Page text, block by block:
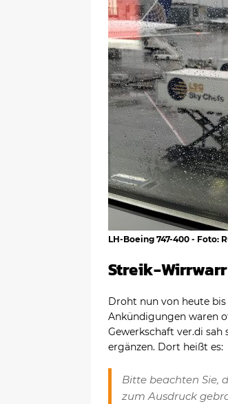
LH-Boeing 747-400 - Foto:
Streik-
Droht nun von heute
Ankündigungen waren
Gewerkschaft ver.di
ergänzen. Dort heißt es:
Bitte beachten Sie,
zum Ausdruck